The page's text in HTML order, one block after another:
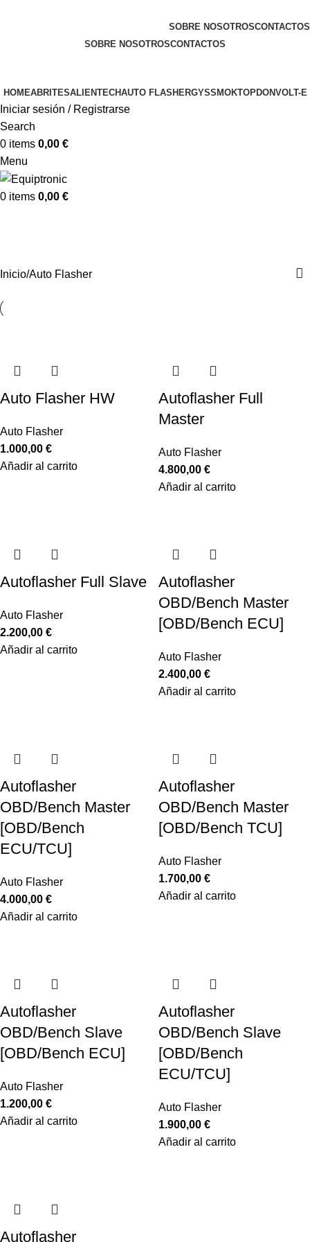
SOBRE NOSOTROSCONTACTOS
SOBRE NOSOTROSCONTACTOS
HOMEABRITESALIENTECHAUTO FLASHERGYSSMOKTOPDONVOLT-E
Iniciar sesión / Registrarse
Search
0 items 0,00 €
Menu
0 items 0,00 €
Inicio Auto Flasher
Auto Flasher HW
Auto Flasher
1.000,00 €
Añadir al carrito
Autoflasher Full
Master
Auto Flasher
4.800,00 €
Añadir al carrito
Autoflasher Full Slave
Auto Flasher
2.200,00 €
Añadir al carrito
Autoflasher
OBD/Bench Master
[OBD/Bench ECU]
Auto Flasher
2.400,00 €
Añadir al carrito
Autoflasher
OBD/Bench Master
[OBD/Bench
ECU/TCU]
Auto Flasher
4.000,00 €
Añadir al carrito
Autoflasher
OBD/Bench Master
[OBD/Bench TCU]
Auto Flasher
1.700,00 €
Añadir al carrito
Autoflasher
OBD/Bench Slave
[OBD/Bench ECU]
Auto Flasher
1.200,00 €
Añadir al carrito
Autoflasher
OBD/Bench Slave
[OBD/Bench
ECU/TCU]
Auto Flasher
1.900,00 €
Añadir al carrito
Autoflasher